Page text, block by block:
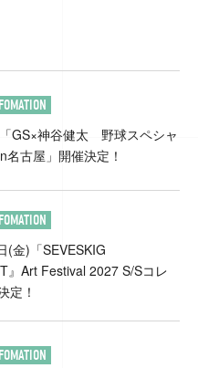
「GS×神谷健太 野球スペシャ
名古屋」開催決定！
(金)「SEVESKIG
』Art Festival 2027 S/Sコレ
定！